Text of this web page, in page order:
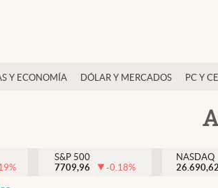
Y ECONOMÍA DÓLAR Y MERCADOS PC Y
%
S&P 500
7709,96
-0.18%
NASDAQ
26.690,62